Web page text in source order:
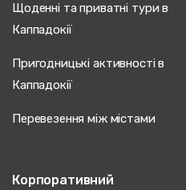
Щоденні та приватні тури в
Каппадокії
Пригодницькі активності в
Каппадокії
Перевезення між містами
Корпоративний